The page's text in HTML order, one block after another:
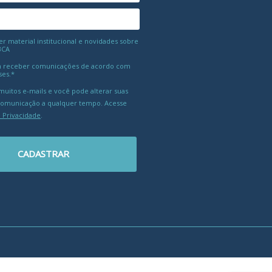
material institucional e novidades sobre
comunicações de acordo com
e-mails e você pode alterar suas
a qualquer tempo. Acesse
Privacidade
CADASTRAR